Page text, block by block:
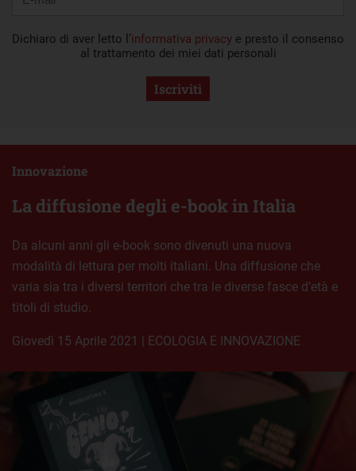
Dichiaro di aver letto l’informativa privacy e presto il consenso
al trattamento dei miei dati personali
Iscriviti
La diffusione degli e-book in Italia
Innovazione
Da alcuni anni gli e-book sono divenuti una nuova
modalità di lettura per molti italiani. Una diffusione che
varia sia tra i diversi territori che tra le diverse fasce d’età e
titoli di studio.
giovedì 15 Aprile 2021 | ECOLOGIA E INNOVAZIONE